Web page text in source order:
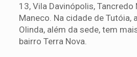
13, Vila Davinópolis, Tancredo
Maneco. Na cidade de Tutóia,
Olinda, além da sede, tem
bairro Terra Nova.